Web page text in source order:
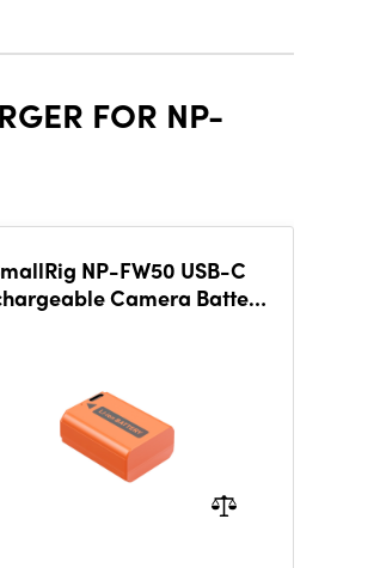
FOR NP-
NP-FW50 USB-C
Camera Battery